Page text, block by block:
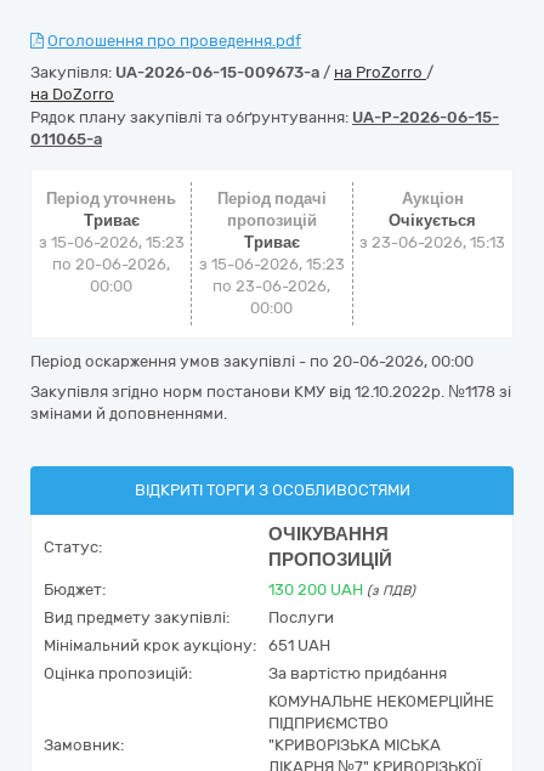
Оголошення про проведення.pdf
Закупівля: UA-2026-06-15-009673-a / на ProZorro /
на DoZorro
Рядок плану закупівлі та обґрунтування: UA-P-2026-06-15-
011065-a
Період уточнень
Триває
з 15-06-2026, 15:23
по 20-06-2026,
00:00
Період подачі
пропозицій
Триває
з 15-06-2026, 15:23
по 23-06-2026,
00:00
Аукціон
Очікується
з23-06-2026, 15:13
Період оскарження умов закупівлі - по 20-06-2026, 00:00
Закупівля згідно норм постанови КМУ від 12.10.2022р. №1178 зі
змінами й доповненнями.
ВІДКРИТІ ТОРГИ З ОСОБЛИВОСТЯМИ
Статус:
ОЧІКУВАННЯ
ПРОПОЗИЦІЙ
Бюджет: 130 200 UAH (з ПДВ)
Вид предмету закупівлі:
Послуги
Мінімальний крок аукціону:
651 UAH
Оцінка пропозицій:
За вартістю придбання
Замовник:
КОМУНАЛЬНЕ НЕКОМЕРЦІЙНЕ
ПІДПРИЄМСТВО
"КРИВОРІЗЬКА МІСЬКА
ЛІКАРНЯ №7" КРИВОРІЗЬКОЇ